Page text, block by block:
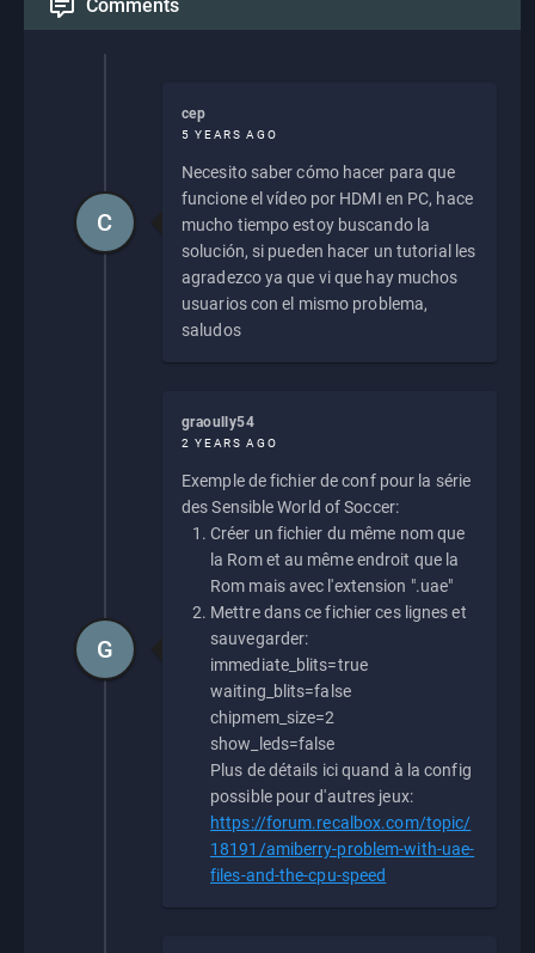
Comments
cep
5 YEARS AGO
Necesito saber cómo hacer para que
funcione el vídeo por HDMI en PC, hace
mucho tiempo estoy buscando la
solución, si pueden hacer un tutorial les
agradezco ya que vi que hay muchos
usuarios con el mismo problema,
saludos
C
graoully54
2 YEARS AGO
Exemple de fichier de conf pour la série
des Sensible World of Soccer:
Créer un fichier du même nom que
la Rom et au même endroit que la
Rom mais avec l'extension ".uae"
Mettre dans ce fichier ces lignes et
sauvegarder:
immediate_blits=true
waiting_blits=false
chipmem_size=2
show_leds=false
Plus de détails ici quand à la config
possible pour d'autres jeux:
https://forum.recalbox.com/topic/
18191/amiberry-problem-with-uae-
files-and-the-cpu-speed
G